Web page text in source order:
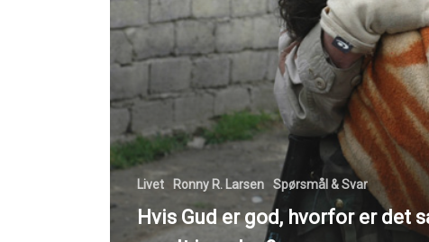
Livet Ronny R. Larsen Spørsmål & Svar
Hvis Gud er god, hvorfor er det